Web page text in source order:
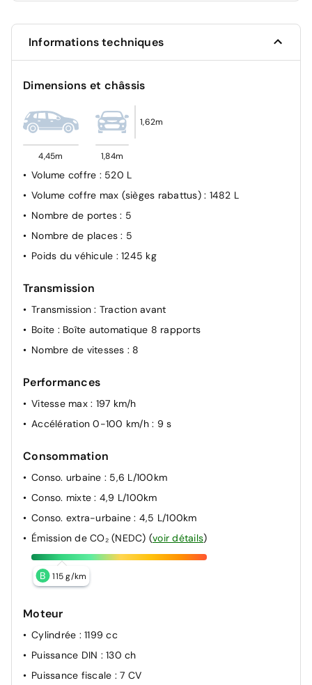
Informations techniques
Dimensions et châssis
4,45m 1,84m
1,62m
Volume coffre : 520 L
Volume coffre max (sièges rabattus) : 1482 L
Nombre de portes: 5
Nombre de places: 5
Poids du véhicule : 1245 kg
Transmission
Transmission: Traction avant
Boite : Boîte automatique 8 rapports
Nombre de vitesses : 8
Performances
Vitesse max : 197 km/h
Accélération 0-100 km/h : 9 s
Consommation
Conso. urbaine : 5,6 L/100km
Conso. mixte: 4,9 L/100km
Conso. extra-urbaine: 4,5 L/100km
Émission de CO₂ (NEDC) (voir détails)
B 115 g/km
Moteur
Cylindrée : 1199 cc
Puissance DIN : 130 ch
Puissance fiscale : 7 CV